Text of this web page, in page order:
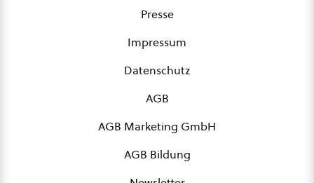
Presse
Impressum
Datenschutz
AGB
AGB Marketing GmbH
AGB Bildung